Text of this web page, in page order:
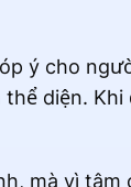
ý cho
diện. Khi
mà vì